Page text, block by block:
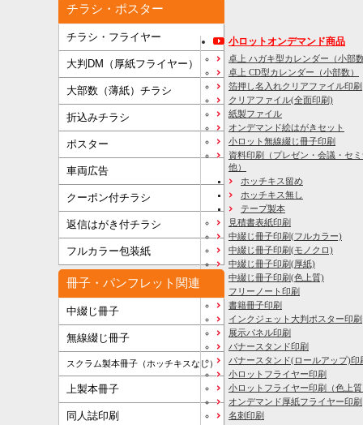
チラシ・ポスター
チラシ・フライヤー
大判DM（厚紙フライヤー）
大部数（薄紙）チラシ
折込みチラシ
ポスター
車両広告
クーポン付チラシ
返信はがき付チラシ
フルカラー包装紙
冊子・パンフレット関連
中綴じ冊子
無線綴じ冊子
スクラム製本冊子（ホッチキスなし）
上製本冊子
同人誌印刷
小ロットオンデマンド商品
卓上 ハガキ型カレンダー（小部
卓上 CD型カレンダー（小部数）
箔押し名入れクリアファイル印刷
クリアファイル(全面印刷)
紙製ファイル
オンデマンド絵はがきセット
小ロット無線綴じ冊子印刷
資料印刷
（プレゼン・会議・セ
他）
ホッチキス留め
ホッチキス無し
テープ製本
見積書表紙印刷
中綴じ冊子印刷(フルカラー)
中綴じ冊子印刷(モノクロ)
中綴じ冊子印刷(厚紙)
中綴じ冊子印刷(色上質)
フリーノート印刷
書籍冊子印刷
インクジェット大判ポスター印刷
展示パネル印刷
バナースタンド印刷
バナースタンド(ロールアップ)印
小ロットフライヤー印刷
小ロットフライヤー印刷（色上
オンデマンド厚紙フライヤー印刷
名刺印刷